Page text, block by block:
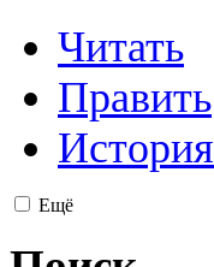
Читать
Править
История
Ещё